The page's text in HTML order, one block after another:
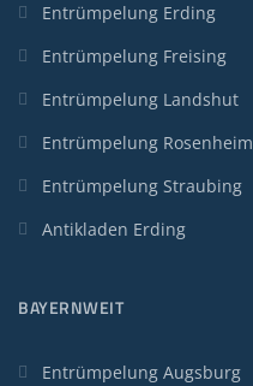
Entrümpelung Erding
Entrümpelung Freising
Entrümpelung Landshut
Entrümpelung Rosenheim
Entrümpelung Straubing
Antikladen Erding
BAYERNWEIT
Entrümpelung Augsburg